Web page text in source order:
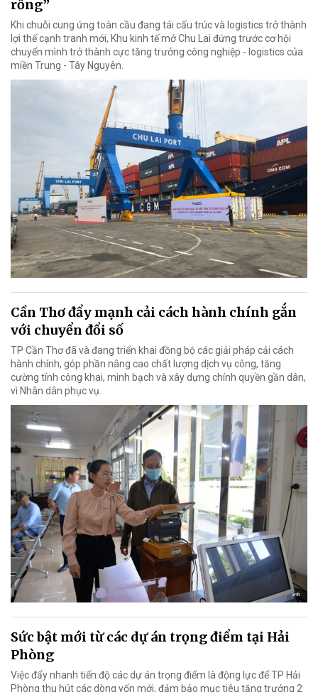
rồng”
Khi chuỗi cung ứng toàn cầu đang tái cấu trúc và logistics trở thành
lợi thế cạnh tranh mới, Khu kinh tế mở Chu Lai đứng trước cơ hội
chuyển mình trở thành cực tăng trưởng công nghiệp - logistics của
miền Trung - Tây Nguyên.
Cần Thơ đẩy mạnh cải cách hành chính gắn
với chuyển đổi số
TP Cần Thơ đã và đang triển khai đồng bộ các giải pháp cải cách
hành chính, góp phần nâng cao chất lượng dịch vụ công, tăng
cường tính công khai, minh bạch và xây dựng chính quyền gần dân,
vì Nhân dân phục vụ.
Sức bật mới từ các dự án trọng điểm tại Hải
Phòng
Việc đẩy nhanh tiến độ các dự án trọng điểm là động lực để TP Hải
Phòng thu hút các dòng vốn mới, đảm bảo mục tiêu tăng trưởng 2